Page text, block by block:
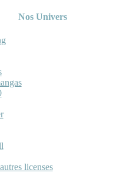
Nos Univers
licenses